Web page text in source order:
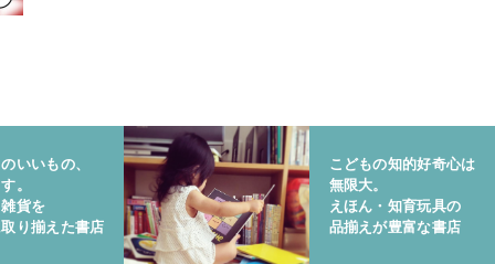
いいもの、
。
貨を
り揃えた書店
こどもの知的好奇心は
無限大。
えほん・知育玩具の
品揃えが豊富な書店